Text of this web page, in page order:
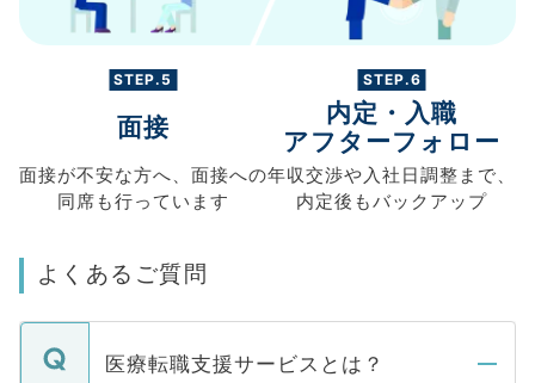
STEP.5
面接
面接が不安な方へ、 面接への
同席も行っています
STEP.6
内定・入職
アフターフォロー
年収交渉や入社日調整まで、
内定後もバックアップ
よくあるご質問
医療転職支援サービスとは？